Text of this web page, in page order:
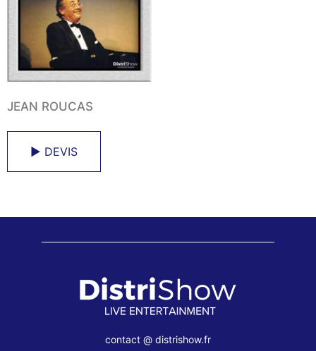
JEAN ROUCAS
► DEVIS
contact @ distrishow.fr